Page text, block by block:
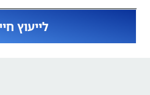
לייעוץ חייגו